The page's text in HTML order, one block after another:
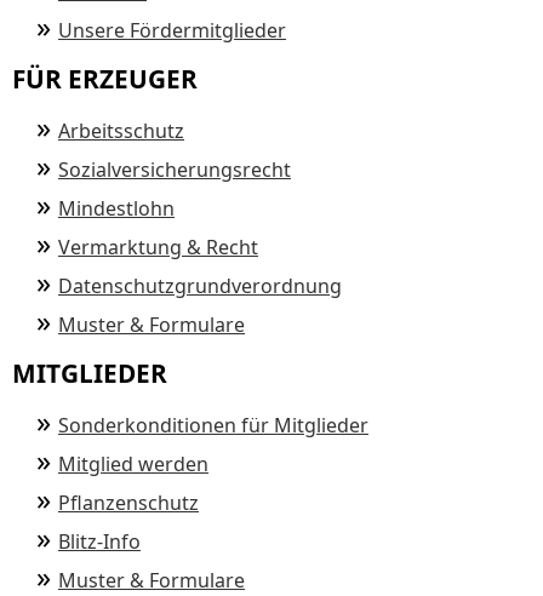
Unsere Fördermitglieder
FÜR ERZEUGER
Arbeitsschutz
Sozialversicherungsrecht
Mindestlohn
Vermarktung & Recht
Datenschutzgrundverordnung
Muster & Formulare
MITGLIEDER
Sonderkonditionen für Mitglieder
Mitglied werden
Pflanzenschutz
Blitz-Info
Muster & Formulare